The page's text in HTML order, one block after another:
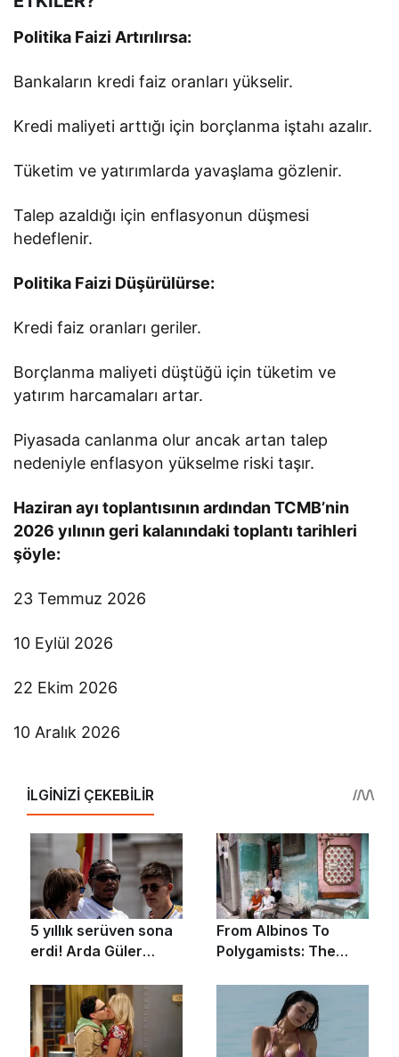
Politika Faizi Artırılırsa:
Bankaların kredi faiz oranları yükselir.
Kredi maliyeti arttığı için borçlanma iştahı azalır.
Tüketim ve yatırımlarda yavaşlama gözlenir.
Talep azaldığı için enflasyonun düşmesi
hedeflenir.
Politika Faizi Düşürülürse:
Kredi faiz oranları geriler.
Borçlanma maliyeti düştüğü için tüketim ve
yatırım harcamaları artar.
Piyasada canlanma olur ancak artan talep
nedeniyle enflasyon yükselme riski taşır.
Haziran ayı toplantısının ardından TCMB’nin
2026 yılının geri kalanındaki toplantı tarihleri
şöyle:
23 Temmuz 2026
10 Eylül 2026
22 Ekim 2026
10 Aralık 2026